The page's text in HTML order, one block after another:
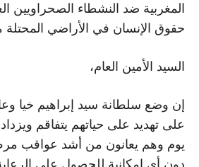
المغربية ضد النشطاء الصحراويين
حقوق الإنسان في الأراضي المحتلة
السيد الأمين العام،
إن وضع سلطانة سيد إبراهيم خيا
على تهديد على حياتهم يتفاقم
يوم وهم يعانون من أشد عواقب
دون أي إمكانية للحصول على